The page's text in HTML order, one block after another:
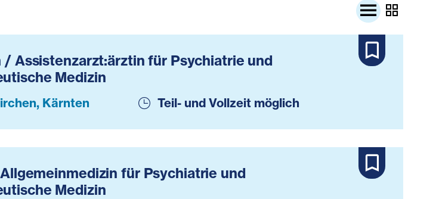
/ Assistenzarzt:ärztin für Psychiatrie und
Medizin
Kärnten Teil- und Vollzeit möglich
für Psychiatrie und
Medizin